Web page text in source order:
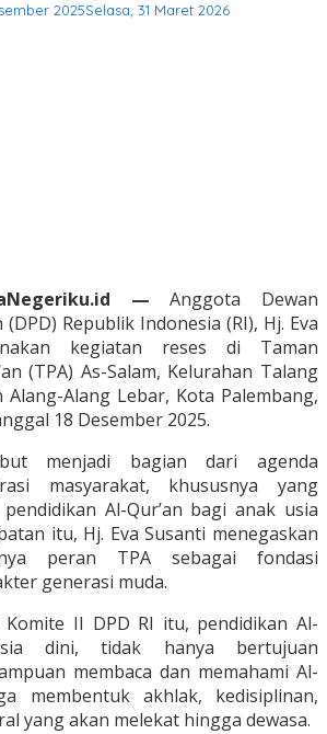
2025Selasa, 31 Maret 2026
— Anggota Dewan
Republik Indonesia (RI), Hj. Eva
kegiatan reses di Taman
(TPA) As-Salam, Kelurahan Talang
Alang-Alang Lebar, Kota Palembang,
18 Desember 2025.
menjadi bagian dari agenda
masyarakat, khususnya yang
Al-Qur’an bagi anak usia
itu, Hj. Eva Susanti menegaskan
peran TPA sebagai fondasi
generasi muda.
II DPD RI itu, pendidikan Al-
dini, tidak hanya bertujuan
membaca dan memahami Al-
membentuk akhlak, kedisiplinan,
yang akan melekat hingga dewasa.